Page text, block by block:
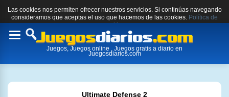
Las cookies nos permiten ofrecer nuestros servicios. Si continúas navegando
consideramos que aceptas el uso que hacemos de las cookies. Política de
cookies.
Toggle
Juegos, Juegos online , Juegos gratis a diario en
Juegosdiarios.com
Ultimate Defense 2